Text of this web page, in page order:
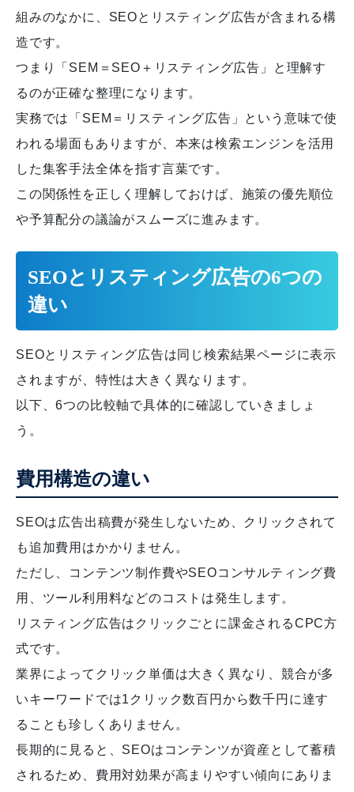
組みのなかに、SEOとリスティング広告が含まれる構
造です。
つまり「SEM＝SEO＋リスティング広告」と理解す
るのが正確な整理になります。
実務では「SEM＝リスティング広告」という意味で使
われる場面もありますが、本来は検索エンジンを活用
した集客手法全体を指す言葉です。
この関係性を正しく理解しておけば、施策の優先順位
や予算配分の議論がスムーズに進みます。
SEOとリスティング広告の6つの
違い
SEOとリスティング広告は同じ検索結果ページに表示
されますが、特性は大きく異なります。
以下、6つの比較軸で具体的に確認していきましょ
う。
費用構造の違い
SEOは広告出稿費が発生しないため、クリックされて
も追加費用はかかりません。
ただし、コンテンツ制作費やSEOコンサルティング費
用、ツール利用料などのコストは発生します。
リスティング広告はクリックごとに課金されるCPC方
式です。
業界によってクリック単価は大きく異なり、競合が多
いキーワードでは1クリック数百円から数千円に達す
ることも珍しくありません。
長期的に見ると、SEOはコンテンツが資産として蓄積
されるため、費用対効果が高まりやすい傾向にありま